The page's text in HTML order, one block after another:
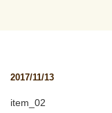
2017/11/13
item_02